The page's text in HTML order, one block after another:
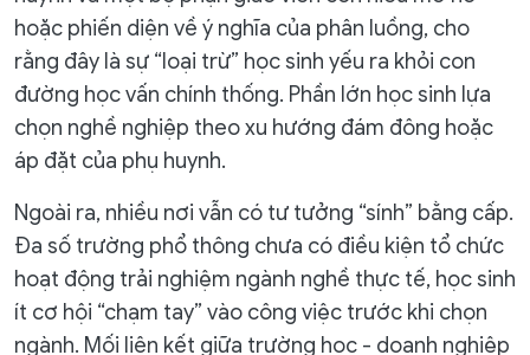
hoặc phiến diện về ý nghĩa của phân luồng, cho
rằng đây là sự “loại trừ” học sinh yếu ra khỏi con
đường học vấn chính thống. Phần lớn học sinh lựa
chọn nghề nghiệp theo xu hướng đám đông hoặc
áp đặt của phụ huynh.
Ngoài ra, nhiều nơi vẫn có tư tưởng “sính” bằng cấp.
Đa số trường phổ thông chưa có điều kiện tổ chức
hoạt động trải nghiệm ngành nghề thực tế, học sinh
ít cơ hội “chạm tay” vào công việc trước khi chọn
ngành. Mối liên kết giữa trường học - doanh nghiệp